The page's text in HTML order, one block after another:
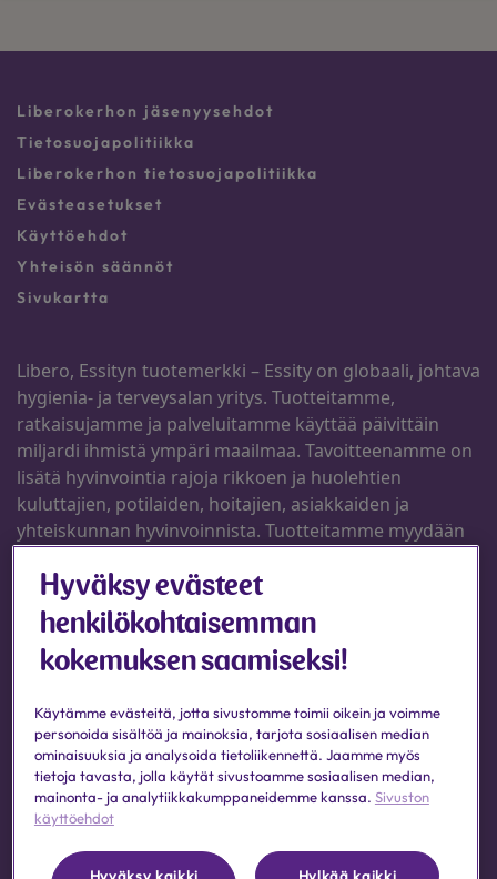
Hyväksy evästeet
henkilökohtaisemman
kokemuksen saamiseksi!
Käytämme evästeitä, jotta sivustomme toimii oikein ja voimme
personoida sisältöä ja mainoksia, tarjota sosiaalisen median
ominaisuuksia ja analysoida tietoliikennettä. Jaamme myös
tietoja tavasta, jolla käytät sivustoamme sosiaalisen median,
mainonta- ja analytiikkakumppaneidemme kanssa. Sivuston
käyttöehdot